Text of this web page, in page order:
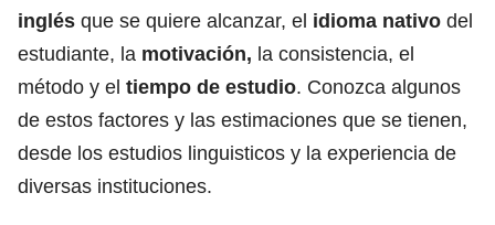
inglés que se quiere alcanzar, el idioma nativo del
estudiante, la motivación, la consistencia, el
método y el tiempo de estudio. Conozca algunos
de estos factores y las estimaciones que se tienen,
desde los estudios linguisticos y la experiencia de
diversas instituciones.